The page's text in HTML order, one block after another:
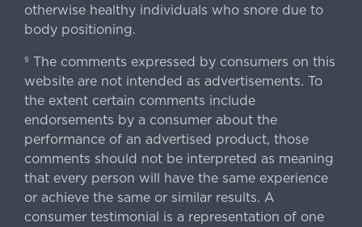
otherwise healthy individuals who snore due to
body positioning.
§ The comments expressed by consumers on this
website are not intended as advertisements. To
the extent certain comments include
endorsements by a consumer about the
performance of an advertised product, those
comments should not be interpreted as meaning
that every person will have the same experience
or achieve the same or similar results. A
consumer testimonial is a representation of one